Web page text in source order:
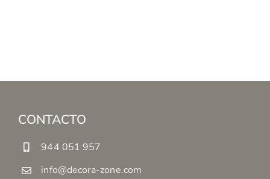
CONTACTO
944 051 957
info@decora-zone.com